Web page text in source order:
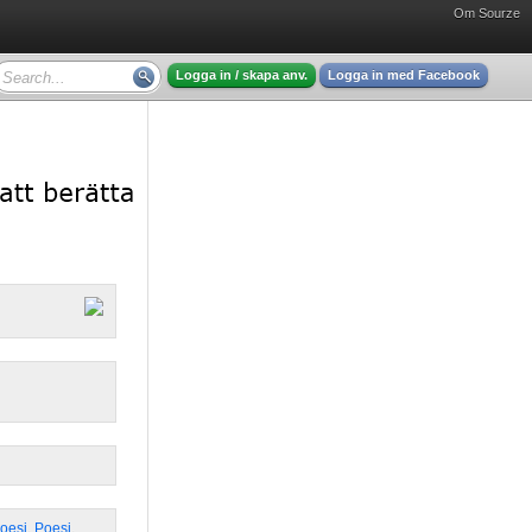
Om Sourze
Logga in / skapa anv. Logga in med Facebook
, Poesi,